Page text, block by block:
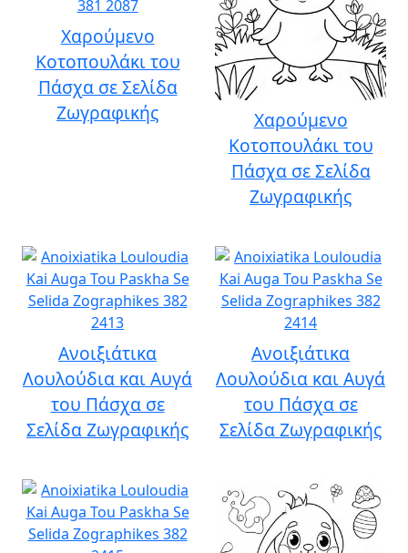
Χαρούμενο
Κοτοπουλάκι του
Πάσχα σε Σελίδα
Ζωγραφικής
Χαρούμενο
Κοτοπουλάκι του
Πάσχα σε Σελίδα
Ζωγραφικής
Ανοιξιάτικα
Λουλούδια και Αυγά
του Πάσχα σε
Σελίδα Ζωγραφικής
Ανοιξιάτικα
Λουλούδια και Αυγά
του Πάσχα σε
Σελίδα Ζωγραφικής